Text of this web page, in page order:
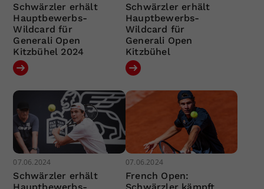
Schwärzler erhält
Hauptbewerbs-
Wildcard für
Generali Open
Kitzbühel 2024
Schwärzler erhält
Hauptbewerbs-
Wildcard für
Generali Open
Kitzbühel
07.06.2024
Schwärzler erhält
07.06.2024
French Open: